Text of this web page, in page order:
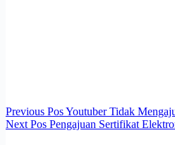
Previous PosYoutuber Tidak
Next Pos Pengajuan Sertifikat